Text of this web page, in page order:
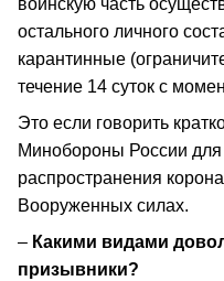
воинскую часть
остального личного
карантинные
течение 14 суток с
Это если говорить
Минобороны России
распространения
Вооруженных силах.
– Какими видами
призывники?